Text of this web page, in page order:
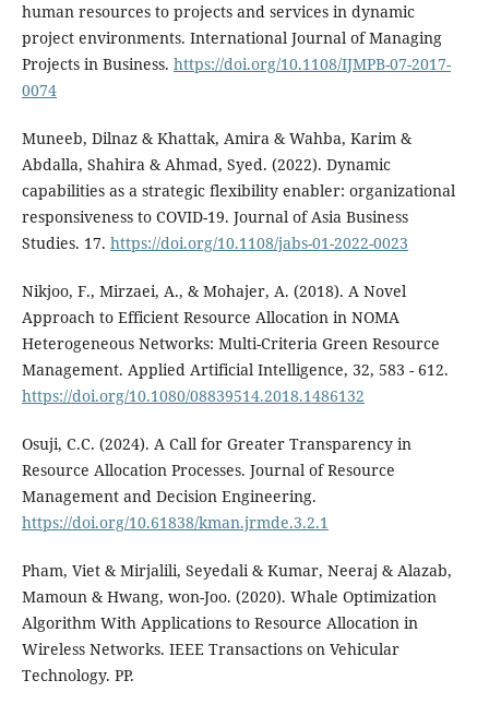
human resources to projects and services in dynamic
project environments. International Journal of Managing
Projects in Business. https://doi.org/10.1108/IJMPB-07-2017-
0074
Muneeb, Dilnaz & Khattak, Amira & Wahba, Karim &
Abdalla, Shahira & Ahmad, Syed. (2022). Dynamic
capabilities as a strategic flexibility enabler: organizational
responsiveness to COVID-19. Journal of Asia Business
Studies. 17. https://doi.org/10.1108/jabs-01-2022-0023
Nikjoo, F., Mirzaei, A., & Mohajer, A. (2018). A Novel
Approach to Efficient Resource Allocation in NOMA
Heterogeneous Networks: Multi-Criteria Green Resource
Management. Applied Artificial Intelligence, 32, 583 - 612.
https://doi.org/10.1080/08839514.2018.1486132
Osuji, C.C. (2024). A Call for Greater Transparency in
Resource Allocation Processes. Journal of Resource
Management and Decision Engineering.
https://doi.org/10.61838/kman.jrmde.3.2.1
Pham, Viet & Mirjalili, Seyedali & Kumar, Neeraj & Alazab,
Mamoun & Hwang, won-Joo. (2020). Whale Optimization
Algorithm With Applications to Resource Allocation in
Wireless Networks. IEEE Transactions on Vehicular
Technology. PP.